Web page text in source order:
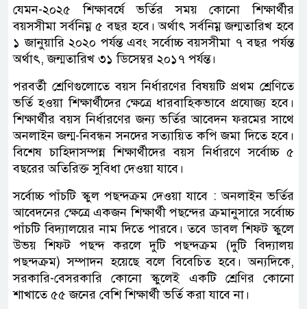
যেমন-২০২৫ শিক্ষাবর্ষে ভর্তির সময় কোনো শিক্ষার্থীর
বয়সসীমা সর্বনিম্ন ৫ বছর হবে। অর্থাৎ সর্বনিম্ন জন্মতারিখ হবে
১ জানুয়ারি ২০২০ পর্যন্ত এবং সর্বোচ্চ বয়সসীমা ৭ বছর পর্যন্ত
অর্থাৎ, জন্মতারিখ ৩১ ডিসেম্বর ২০১৭ পর্যন্ত।
পরবর্তী শ্রেণিগুলোতে বয়স নির্ধারণের বিষয়টি প্রথম শ্রেণিতে
ভর্তি হওয়া শিক্ষার্থীদের ক্ষেত্রে ধারবাহিকভাবে প্রযোজ্য হবে।
শিক্ষার্থীর বয়স নির্ধারণের জন্য ভর্তির আবেদন ফরমের সাথে
অনলাইন জন্ম-নিবন্ধন সনদের সত্যায়িত কপি জমা দিতে হবে।
বিশেষ চাহিদাসম্পন্ন শিক্ষার্থীদের বয়স নির্ধারণে সর্বোচ্চ ৫
বছরের অতিরিক্ত সুবিধা দেওয়া যাবে।
সর্বোচ্চ পাঁচটি স্কুল পছন্দক্রম দেওয়া যাবে : অনলাইন ভর্তির
আবেদনের ক্ষেত্রে একজন শিক্ষার্থী পছন্দের ক্রমানুসারে সর্বোচ্চ
পাঁচটি বিদ্যালয়ের নাম দিতে পারবে। তবে ডাবল শিফট স্কুলে
উভয় শিফট পছন্দ করলে দুটি পছন্দক্রম (দুটি বিদ্যালয়
পছন্দক্রম) সম্পাদন হয়েছে বলে বিবেচিত হবে। অন্যদিকে,
সরকারি-বেসরকারি কোনো স্কুলেই একটি শ্রেণির কোনো
শাখাতে ৫৫ জনের বেশি শিক্ষার্থী ভর্তি করা যাবে না।